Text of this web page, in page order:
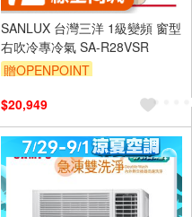
SANLUX 台灣三洋 1級變頻 窗型
右吹冷專冷氣 SA-R28VSR
贈OPENPOINT
$20,949